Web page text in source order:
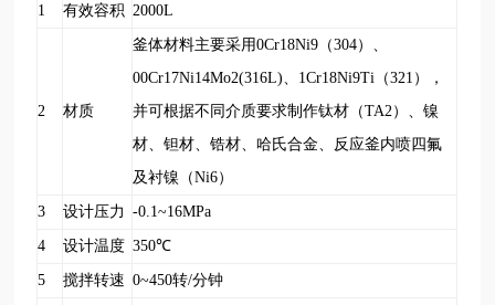
1 有效容积 2000L
2 材质
釜体材料主要采用0Cr18Ni9（304）、
00Cr17Ni14Mo2(316L)、1Cr18Ni9Ti（321），
并可根据不同介质要求制作钛材（TA2）、镍
材、钽材、锆材、哈氏合金、反应釜内喷四氟
及衬镍（Ni6）
3 设计压力 -0.1~16MPa
4 设计温度 350℃
5 搅拌转速 0~450转/分钟